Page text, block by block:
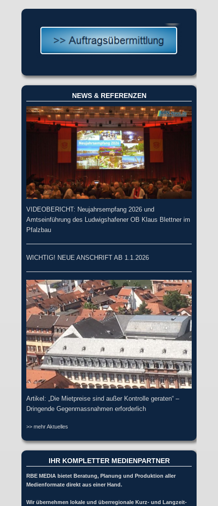
NEWS & REFERENZEN
VIDEOBERICHT: Neujahrsempfang 2026 und
Amtseinführung des Ludwigshafener OB Klaus Blettner im
Pfalzbau
WICHTIG! NEUE ANSCHRIFT AB 1.1.2026
Artikel: „Die Mietpreise sind außer Kontrolle geraten“ –
Dringende Gegenmassnahmen erforderlich
>> mehr Aktuelles
IHR KOMPLETTER MEDIENPARTNER
RBE MEDIA bietet Beratung, Planung und Produktion aller
Medienformate direkt aus einer Hand.
Wir übernehmen lokale und überregionale Kurz- und Langzeit-